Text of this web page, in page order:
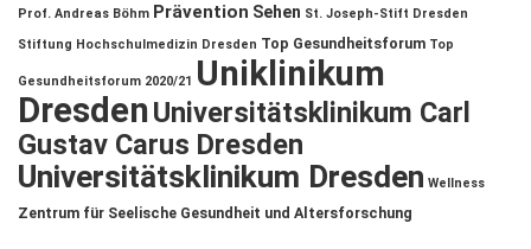
Prof. Andreas Böhm Prävention Sehen St. Joseph-Stift Dresden
Stiftung Hochschulmedizin Dresden Top Gesundheitsforum Top
Gesundheitsforum 2020/21 Uniklinikum
DresdenUniversitätsklinikum Carl
Gustav Carus Dresden
Universitätsklinikum Dresden Wellness
Zentrum für Seelische Gesundheit und Altersforschung